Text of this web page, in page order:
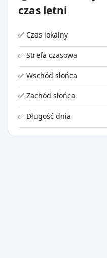
czas letni
✅ Czas lokalny
✅ Strefa czasowa
✅ Wschód słońca
✅ Zachód słońca
✅ Długość dnia